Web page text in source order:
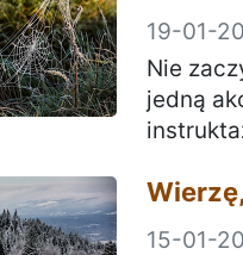
19-01-
Nie
jedną
15-01-